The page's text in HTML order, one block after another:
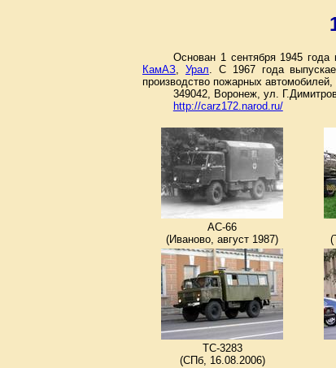
Основан 1 сентября 1945 года
КамАЗ, Урал. С 1967 года
производство пожарных
349042, Воронеж, ул.
http://carz172.narod.ru/
АС-66
(Иваново, август 1987)
ТС-3283
(СПб, 16.08.2006)